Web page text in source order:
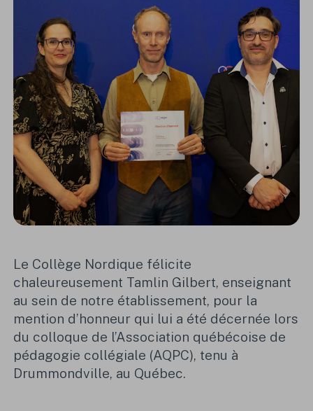
Le Collège Nordique félicite
chaleureusement Tamlin Gilbert, enseignant
au sein de notre établissement, pour la
mention d’honneur qui lui a été décernée lors
du colloque de l’Association québécoise de
pédagogie collégiale (AQPC), tenu à
Drummondville, au Québec.